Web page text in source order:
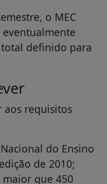
o MEC
definido para
aos requisitos
do Ensino
de 2010;
que 450